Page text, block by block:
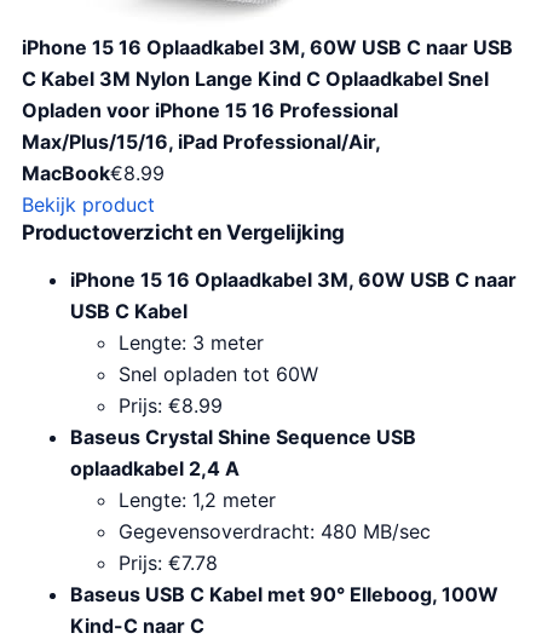
iPhone 15 16 Oplaadkabel 3M, 60W USB C naar USB
C Kabel 3M Nylon Lange Kind C Oplaadkabel Snel
Opladen voor iPhone 15 16 Professional
Max/Plus/15/16, iPad Professional/Air,
MacBook€8.99
Bekijk product
Productoverzicht en Vergelijking
iPhone 15 16 Oplaadkabel 3M, 60W USB C naar
USB C Kabel
Lengte: 3 meter
Snel opladen tot 60W
Prijs: €8.99
Baseus Crystal Shine Sequence USB
oplaadkabel 2,4 A
Lengte: 1,2 meter
Gegevensoverdracht: 480 MB/sec
Prijs: €7.78
Baseus USB C Kabel met 90° Elleboog, 100W
Kind-C naar C